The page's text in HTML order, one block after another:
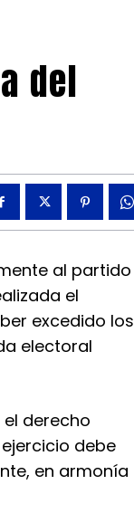
del
al partido
el
excedido los
electoral
derecho
debe
en armonía